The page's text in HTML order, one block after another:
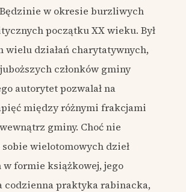
w okresie burzliwych
początku XX wieku. Był
wielu działań charytatywnych,
członków gminy
autorytet pozwalał na
między różnymi frakcjami
gminy. Choć nie
sobie wielotomowych dzieł
formie książkowej, jego
codzienna praktyka rabinacka,